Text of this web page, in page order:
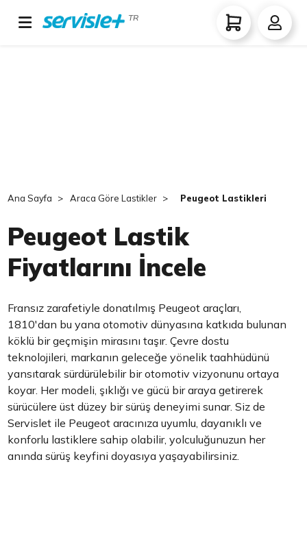
TR
Ana Sayfa Araca Göre Lastikler Peugeot Lastikleri
Peugeot Lastik
Fiyatlarını İncele
Fransız zarafetiyle donatılmış Peugeot araçları,
1810'dan bu yana otomotiv dünyasına katkıda bulunan
köklü bir geçmişin mirasını taşır. Çevre dostu
teknolojileri, markanın geleceğe yönelik taahhüdünü
yansıtarak sürdürülebilir bir otomotiv vizyonunu ortaya
koyar. Her modeli, şıklığı ve gücü bir araya getirerek
sürücülere üst düzey bir sürüş deneyimi sunar. Siz de
Servislet ile Peugeot aracınıza uyumlu, dayanıklı ve
konforlu lastiklere sahip olabilir, yolculuğunuzun her
anında sürüş keyfini doyasıya yaşayabilirsiniz.